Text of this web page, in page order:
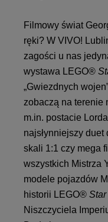
Filmowy świat
ręki? W VIVO!
zagości u nas
wystawa LEGO®
„Gwiezdnych
zobaczą na terenie
m.in. postacie
najsłynniejszy
skali 1:1 czy mega
wszystkich Mistrza
modele pojazdów
historii LEGO®
Niszczyciela